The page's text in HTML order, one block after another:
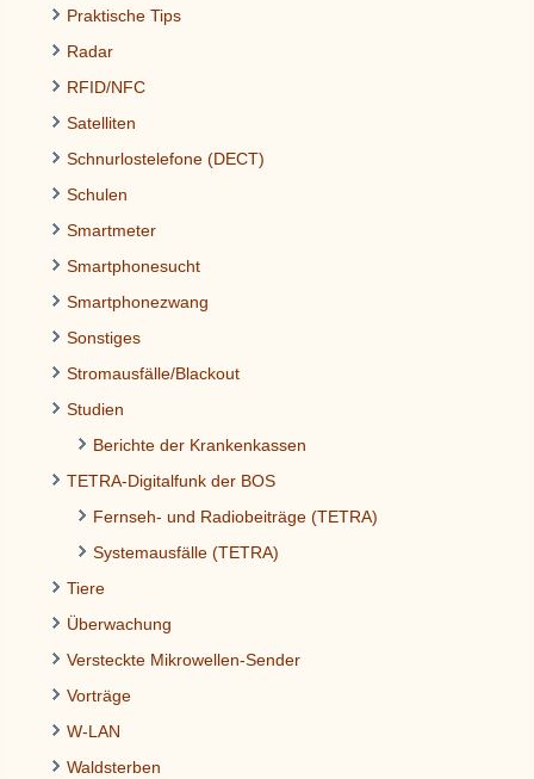
Praktische Tips
Radar
RFID/NFC
Satelliten
Schnurlostelefone (DECT)
Schulen
Smartmeter
Smartphonesucht
Smartphonezwang
Sonstiges
Stromausfälle/Blackout
Studien
Berichte der Krankenkassen
TETRA-Digitalfunk der BOS
Fernseh- und Radiobeiträge (TETRA)
Systemausfälle (TETRA)
Tiere
Überwachung
Versteckte Mikrowellen-Sender
Vorträge
W-LAN
Waldsterben